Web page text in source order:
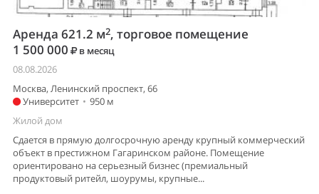
Аренда 621.2 м2, торговое помещение
1 500 000
в месяц
08.08.2026
Москва, Ленинский проспект, 66
Университет • 950 м
Жилой дом
Сдается в прямую долгосрочную аренду крупный коммерческий
объект в престижном Гагаринском районе. Помещение
ориентировано на серьезный бизнес (премиальный
продуктовый ритейл, шоурумы, крупные...